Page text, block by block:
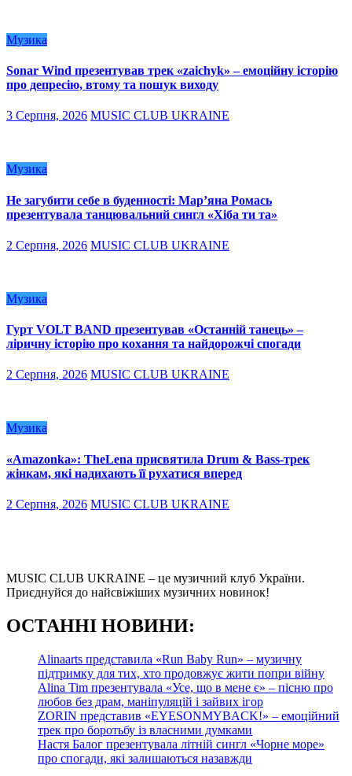
Музика
Sonar Wind презентував трек «zaichyk» – емоційну історію
про депресію, втому та пошук виходу
3 Серпня, 2026 MUSIC CLUB UKRAINE
Музика
Не загубити себе в буденності: Мар’яна Ромась
презентувала танцювальний сингл «Хіба ти та»
2 Серпня, 2026 MUSIC CLUB UKRAINE
Музика
Гурт VOLT BAND презентував «Останній танець» –
ліричну історію про кохання та найдорожчі спогади
2 Серпня, 2026 MUSIC CLUB UKRAINE
Музика
«Amazonka»: TheLena присвятила Drum & Bass-трек
жінкам, які надихають її рухатися вперед
2 Серпня, 2026 MUSIC CLUB UKRAINE
MUSIC CLUB UKRAINE – це музичний клуб України.
Приєднуйся до найсвіжіших музичних новинок!
ОСТАННІ НОВИНИ:
Alinaarts представила «Run Baby Run» – музичну
підтримку для тих, хто продовжує жити попри війну
Alina Tim презентувала «Усе, що в мене є» – пісню про
любов без драм, маніпуляцій і зайвих ігор
ZORIN представив «EYESONMYBACK!» – емоційний
трек про боротьбу із власними думками
Настя Балог презентувала літній сингл «Чорне море»
про спогади, які залишаються назавжди